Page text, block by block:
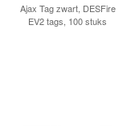
Ajax Tag zwart, DESFire
EV2 tags, 100 stuks